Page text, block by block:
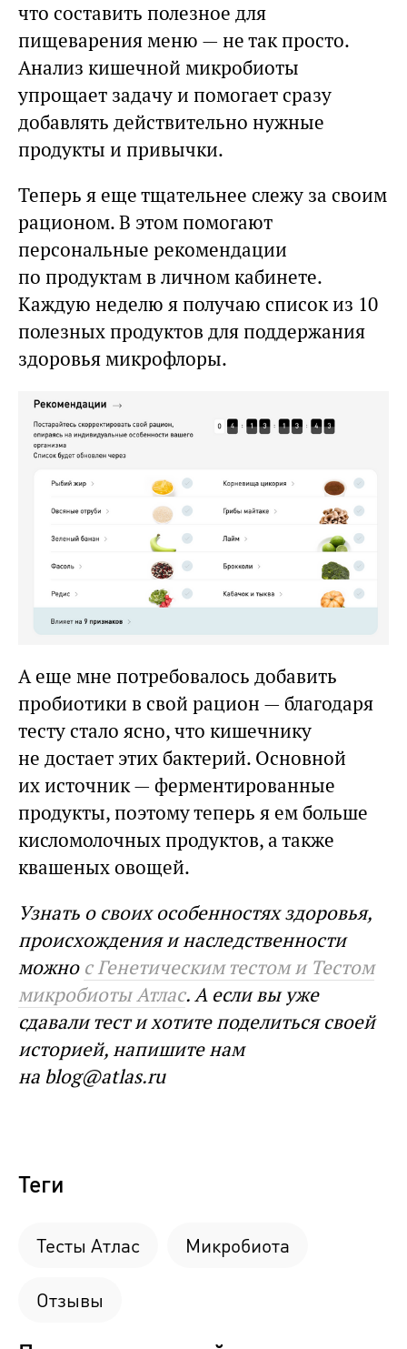
что составить полезное для
пищеварения меню — не так просто.
Анализ кишечной микробиоты
упрощает задачу и помогает сразу
добавлять действительно нужные
продукты и привычки.
Теперь я еще тщательнее слежу за своим
рационом. В этом помогают
персональные рекомендации
по продуктам в личном кабинете.
Каждую неделю я получаю список из 10
полезных продуктов для поддержания
здоровья микрофлоры.
А еще мне потребовалось добавить
пробиотики в свой рацион — благодаря
тесту стало ясно, что кишечнику
не достает этих бактерий. Основной
их источник — ферментированные
продукты, поэтому теперь я ем больше
кисломолочных продуктов, а также
квашеных овощей.
Узнать о своих особенностях здоровья,
происхождения и наследственности
можно с Генетическим тестом и Тестом
микробиоты Атлас. А если вы уже
сдавали тест и хотите поделиться своей
историей, напишите нам
на blog@atlas.ru
Теги
Тесты Атлас Микробиота
Отзывы